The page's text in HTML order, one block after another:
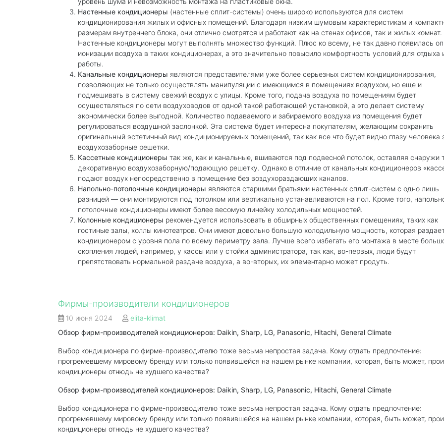
Настенные кондиционеры (настенные сплит-системы) очень широко используются для систем
кондиционирования жилых и офисных помещений. Благодаря низким шумовым характеристикам и
размерам внутреннего блока, они отлично смотрятся и работают как на стенах офисов, так и жилых комнат.
Настенные кондиционеры могут выполнять множество функций. Плюс ко всему, не так давно появилась
ионизации воздуха в таких кондиционерах, а это значительно повысило комфортность условий для отдыха
работы.
Канальные кондиционеры являются представителями уже более серьезных систем кондиционирования,
позволяющих не только осуществлять манипуляции с имеющимся в помещениях воздухом, но еще и
подмешивать в систему свежий воздух с улицы. Кроме того, подача воздуха по помещениям будет
осуществляться по сети воздуховодов от одной такой работающей установкой, а это делает систему
экономически более выгодной. Количество подаваемого и забираемого воздуха из помещения будет
регулироваться воздушной заслонкой. Эта система будет интересна покупателям, желающим сохранить
оригинальный эстетичный вид кондиционируемых помещений, так как все что будет видно глазу человека
воздухозаборные решетки.
Кассетные кондиционеры так же, как и канальные, вшиваются под подвесной потолок, оставляя снаружи
декоративную воздухозаборную/подающую решетку. Однако в отличие от канальных кондиционеров
подают воздух непосредственно в помещение без воздухораздающих каналов.
Напольно-потолочные кондиционеры являются старшими братьями настенных сплит-систем с одно лишь
разницей — они монтируются под потолком или вертикально устанавливаются на пол. Кроме того,
потолочные кондиционеры имеют более весомую линейку холодильных мощностей.
Колонные кондиционеры рекомендуется использовать в обширных общественных помещениях, таких как
гостиные залы, холлы кинотеатров. Они имеют довольно большую холодильную мощность, которая
кондиционером с уровня пола по всему периметру зала. Лучше всего избегать его монтажа в месте
скопления людей, например, у кассы или у стойки администратора, так как, во-первых, люди будут
препятствовать нормальной раздаче воздуха, а во-вторых, их элементарно может продуть.
Фирмы-производители кондиционеров
10 июня 2024
elita-klimat
Обзор фирм-производителей кондиционеров: Daikin, Sharp, LG, Panasonic, Hitachi, General Climate
Выбор кондиционера по фирме-производителю тоже весьма непростая задача. Кому отдать предпочтение:
прогремевшему мировому бренду или только появившейся на нашем рынке компании, которая, быть может,
кондиционеры отнюдь не худшего качества?
Обзор фирм-производителей кондиционеров: Daikin, Sharp, LG, Panasonic, Hitachi, General Climate
Выбор кондиционера по фирме-производителю тоже весьма непростая задача. Кому отдать предпочтение:
прогремевшему мировому бренду или только появившейся на нашем рынке компании, которая, быть может,
кондиционеры отнюдь не худшего качества?